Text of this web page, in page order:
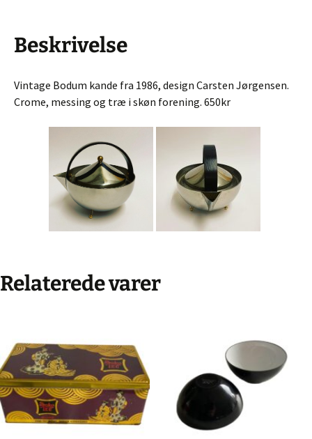
Beskrivelse
Vintage Bodum kande fra 1986, design Carsten Jørgensen.
Crome, messing og træ i skøn forening. 650kr
Relaterede varer